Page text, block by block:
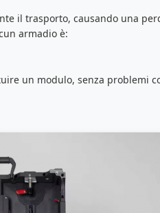
il trasporto, causando una
armadio è:
un modulo, senza problemi